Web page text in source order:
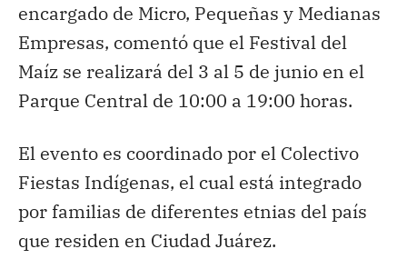
encargado de Micro, Pequeñas y Medianas
Empresas, comentó que el Festival del
Maíz se realizará del 3 al 5 de junio en el
Parque Central de 10:00 a 19:00 horas.
El evento es coordinado por el Colectivo
Fiestas Indígenas, el cual está integrado
por familias de diferentes etnias del país
que residen en Ciudad Juárez.